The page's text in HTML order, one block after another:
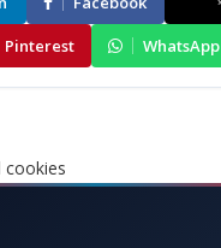
Pinterest
WhatsApp
cookies